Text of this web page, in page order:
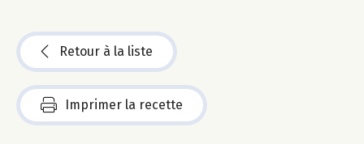
Retour à la liste
Imprimer la recette